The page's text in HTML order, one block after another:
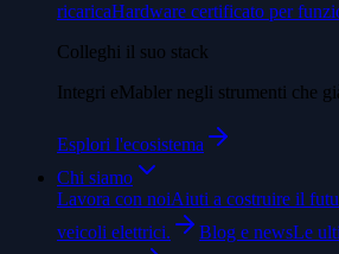
ricaricaHardware certificato per
Colleghi il suo stack
Integri eMabler negli strumenti che
Esplori l'ecosistema
Chi siamo
Lavora con noiAiuti a costruire il
veicoli elettrici.
Blog e newsLe